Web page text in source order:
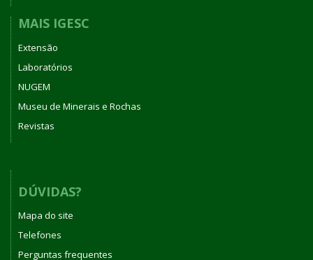
MAIS IGESC
Extensão
Laboratórios
NUGEM
Museu de Minerais e Rochas
Revistas
DÚVIDAS?
Mapa do site
Telefones
Perguntas frequentes